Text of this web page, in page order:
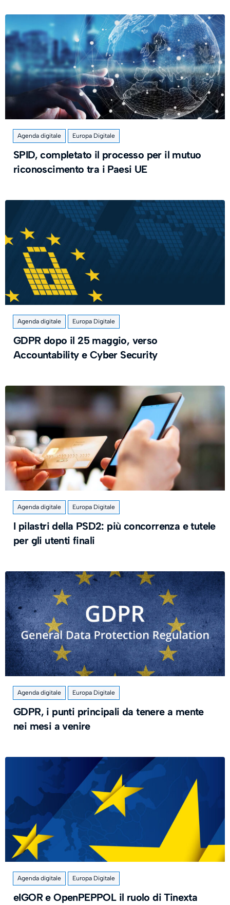
Agenda digitale Europa Digitale
SPID, completato il processo per il mutuo
riconoscimento tra i Paesi UE
Agenda digitale Europa Digitale
GDPR dopo il 25 maggio, verso
Accountability e Cyber Security
Agenda digitale Europa Digitale
I pilastri della PSD2: più concorrenza e tutele
per gli utenti finali
Agenda digitale Europa Digitale
GDPR, i punti principali da tenere a mente
nei mesi a venire
Agenda digitale Europa Digitale
eIGOR e OpenPEPPOL il ruolo di Tinexta